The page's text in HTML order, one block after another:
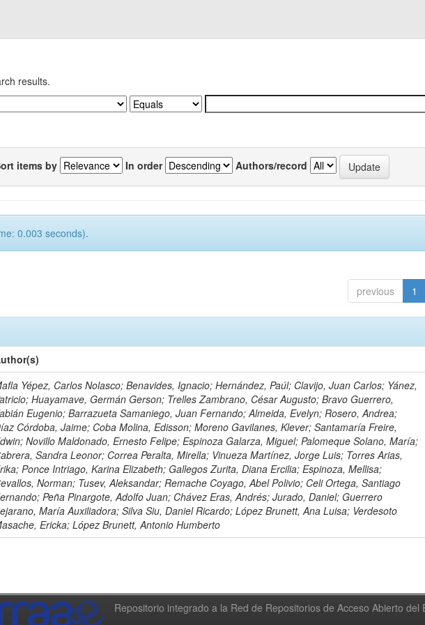
results.
items by In order Authors/record
0.003 seconds).
previous 1
Yépez, Carlos Nolasco; Benavides, Ignacio; Hernández, Paúl; Clavijo, Juan Carlos; Yánez,
Huayamave, Germán Gerson; Trelles Zambrano, César Augusto; Bravo Guerrero,
Eugenio; Barrazueta Samaniego, Juan Fernando; Almeida, Evelyn; Rosero, Andrea;
Córdoba, Jaime; Coba Molina, Edisson; Moreno Gavilanes, Klever; Santamaría Freire,
Novillo Maldonado, Ernesto Felipe; Espinoza Galarza, Miguel; Palomeque Solano, María;
Sandra Leonor; Correa Peralta, Mirella; Vinueza Martínez, Jorge Luis; Torres Arias,
Ponce Intriago, Karina Elizabeth; Gallegos Zurita, Diana Ercilia; Espinoza, Mellisa;
Norman; Tusev, Aleksandar; Remache Coyago, Abel Polivio; Celi Ortega, Santiago
Peña Pinargote, Adolfo Juan; Chávez Eras, Andrés; Jurado, Daniel; Guerrero
María Auxiliadora; Silva Siu, Daniel Ricardo; López Brunett, Ana Luisa; Verdesoto
Ericka; López Brunett, Antonio Humberto
Repositorio integrado a la Red de Repositorios de Acceso Abierto del